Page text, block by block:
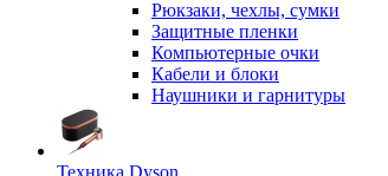
Рюкзаки, чехлы, сумки
Защитные пленки
Компьютерные очки
Кабели и блоки
Наушники и гарнитуры
Техника Dyson